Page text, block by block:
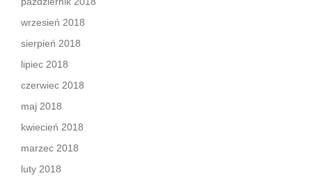
wrzesień 2018
sierpień 2018
lipiec 2018
czerwiec 2018
maj 2018
kwiecień 2018
marzec 2018
luty 2018